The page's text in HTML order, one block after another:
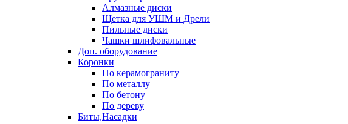
Алмазные диски
Щетка для УШМ и Дрели
Пильные диски
Чашки шлифовальные
Доп. оборудование
Коронки
По керамограниту
По металлу
По бетону
По дереву
Биты,Насадки